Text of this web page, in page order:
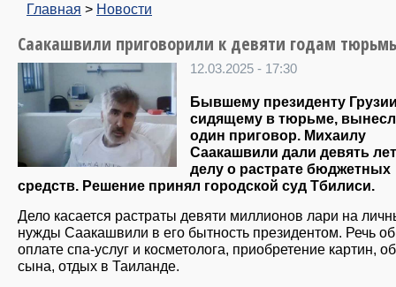
Главная > Новости
Саакашвили приговорили к девяти годам
12.03.2025 - 17:30
Бывшему президенту
сидящему в тюрьме,
один приговор. Михаилу
Саакашвили дали девять
делу о растрате бюджетных
средств. Решение принял городской суд Тбилиси.
Дело касается растраты девяти миллионов лари на
нужды Саакашвили в его бытность президентом. Речь об
оплате спа-услуг и косметолога, приобретение картин,
сына, отдых в Таиланде.